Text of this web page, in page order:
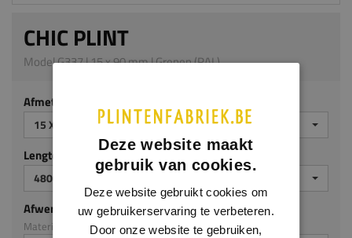
CHIC PLINT
Model G337 | 15 x 90 mm | Grenen (RAL)
Afmeting
15 X 90 MM
Lengte (mm)
4800 MM
Afwerking
Materiaal: Grenen (RAL)
Deze website maakt
gebruik van cookies.
Deze website gebruikt cookies om
uw gebruikerservaring te verbeteren.
Door onze website te gebruiken,